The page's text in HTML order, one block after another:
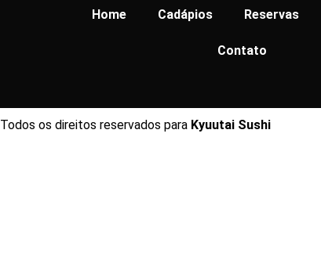
Home Cadápios Reservas
Contato
Todos os direitos reservados para Kyuutai Sushi